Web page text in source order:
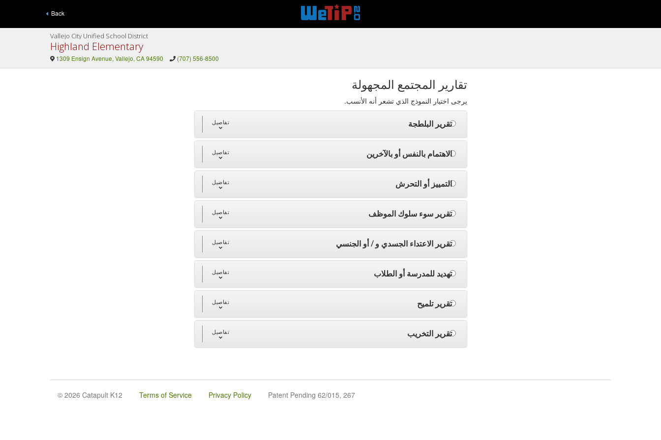
Back
Vallejo City Unified School District
Highland Elementary
1309 Ensign Avenue, Vallejo, CA 94590 (707) 556-8500
تقارير المجتمع المجهولة
يرجى اختيار النموذج الذي تشعر أنه الأنسب.
تقرير البلطجة تفاصيل
الاهتمام بالنفس أو بالآخرين تفاصيل
التمييز أو التحرش تفاصيل
تقرير سوء سلوك الموظف تفاصيل
تقرير الاعتداء الجسدي و / أو الجنسي تفاصيل
تهديد للمدرسة أو الطلاب تفاصيل
تقرير تلميح تفاصيل
تقرير التخريب تفاصيل
© 2026 Catapult K12 Terms of Service Privacy Policy Patent Pending 62/015, 267